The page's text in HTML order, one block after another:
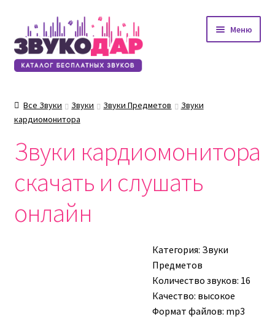
Перейти
к
навигации
Перейти
к
содержимому
Меню
Все Звуки Звуки Звуки Предметов
Звуки
кардиомонитора
Звуки кардиомонитора
скачать и слушать
онлайн
Категория: Звуки
Предметов
Количество звуков: 16
Качество: высокое
Формат файлов: mp3